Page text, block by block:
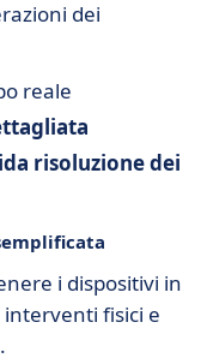
dei
reale
risoluzione dei
i dispositivi in
fisici e